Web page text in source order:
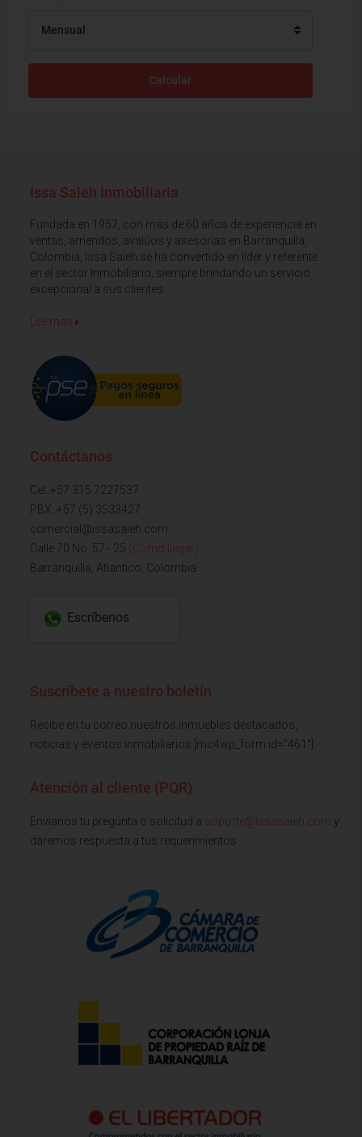
Mensual
Calcular
Issa Saieh Inmobiliaria
Fundada en 1957, con más de 60 años de experiencia en
ventas, arriendos, avalúos y asesorías en Barranquilla,
Colombia, Issa Saieh se ha convertido en líder y referente
en el sector Inmobiliario, siempre brindando un servicio
excepcional a sus clientes
Lee mas
Contáctanos
Cel: +57 315 7227537
PBX: +57 (5) 3533427
comercial@issasaieh.com
Calle 70 No. 57 - 25 (Cómo llegar)
Barranquilla, Atlantico, Colombia
Escríbenos
Suscríbete a nuestro boletín
Recibe en tu correo nuestros inmuebles destacados,
noticias y eventos inmobiliarios [mc4wp_form id="461"]
Atención al cliente (PQR)
Envianos tu pregunta o solicitud a soporte@issasaieh.com y
daremos respuesta a tus requerimientos